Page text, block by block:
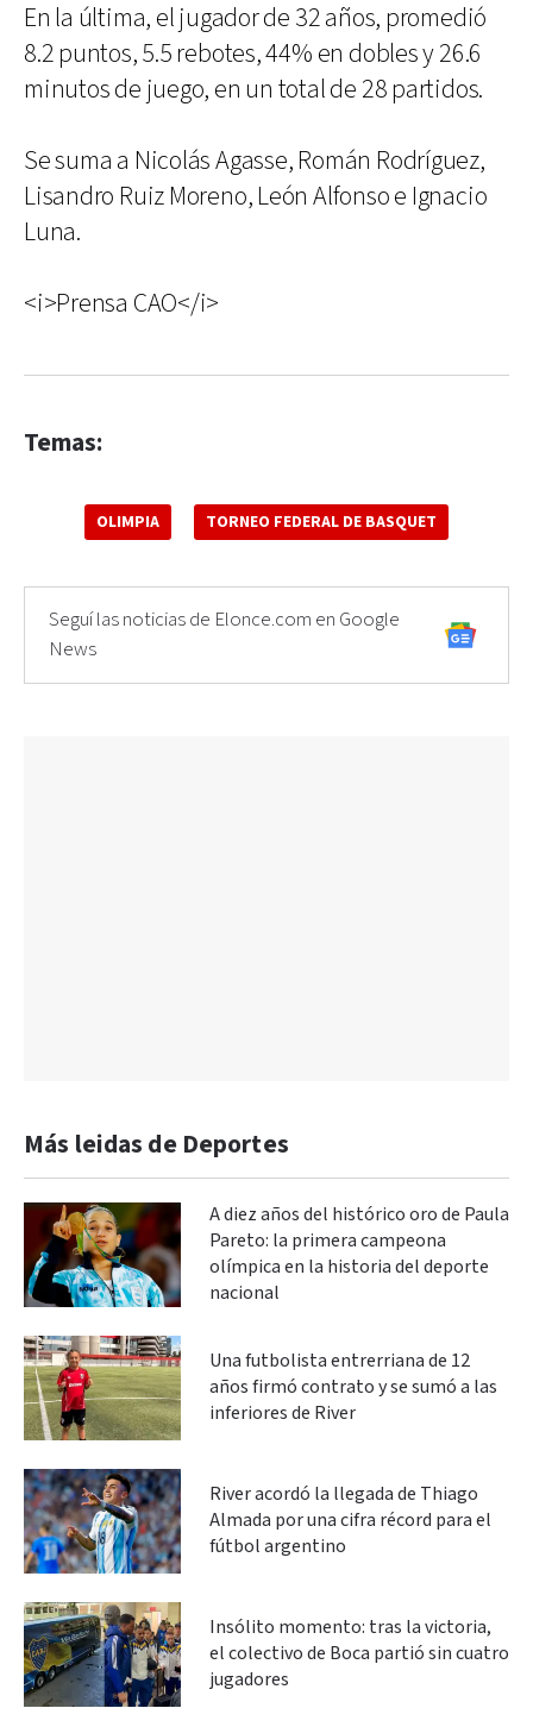
En la última, el jugador de 32 años, promedió
8.2 puntos, 5.5 rebotes, 44% en dobles y 26.6
minutos de juego, en un total de 28 partidos.
Se suma a Nicolás Agasse, Román Rodríguez,
Lisandro Ruiz Moreno, León Alfonso e Ignacio
Luna.
<i>Prensa CAO</i>
Temas:
OLIMPIA TORNEO FEDERAL DE BASQUET
Seguí las noticias de Elonce.com en Google
News
Más leidas de Deportes
A diez años del histórico oro de Paula
Pareto: la primera campeona
olímpica en la historia del deporte
nacional
Una futbolista entrerriana de 12
años firmó contrato y se sumó a las
inferiores de River
River acordó la llegada de Thiago
Almada por una cifra récord para el
fútbol argentino
Insólito momento: tras la victoria,
el colectivo de Boca partió sin cuatro
jugadores